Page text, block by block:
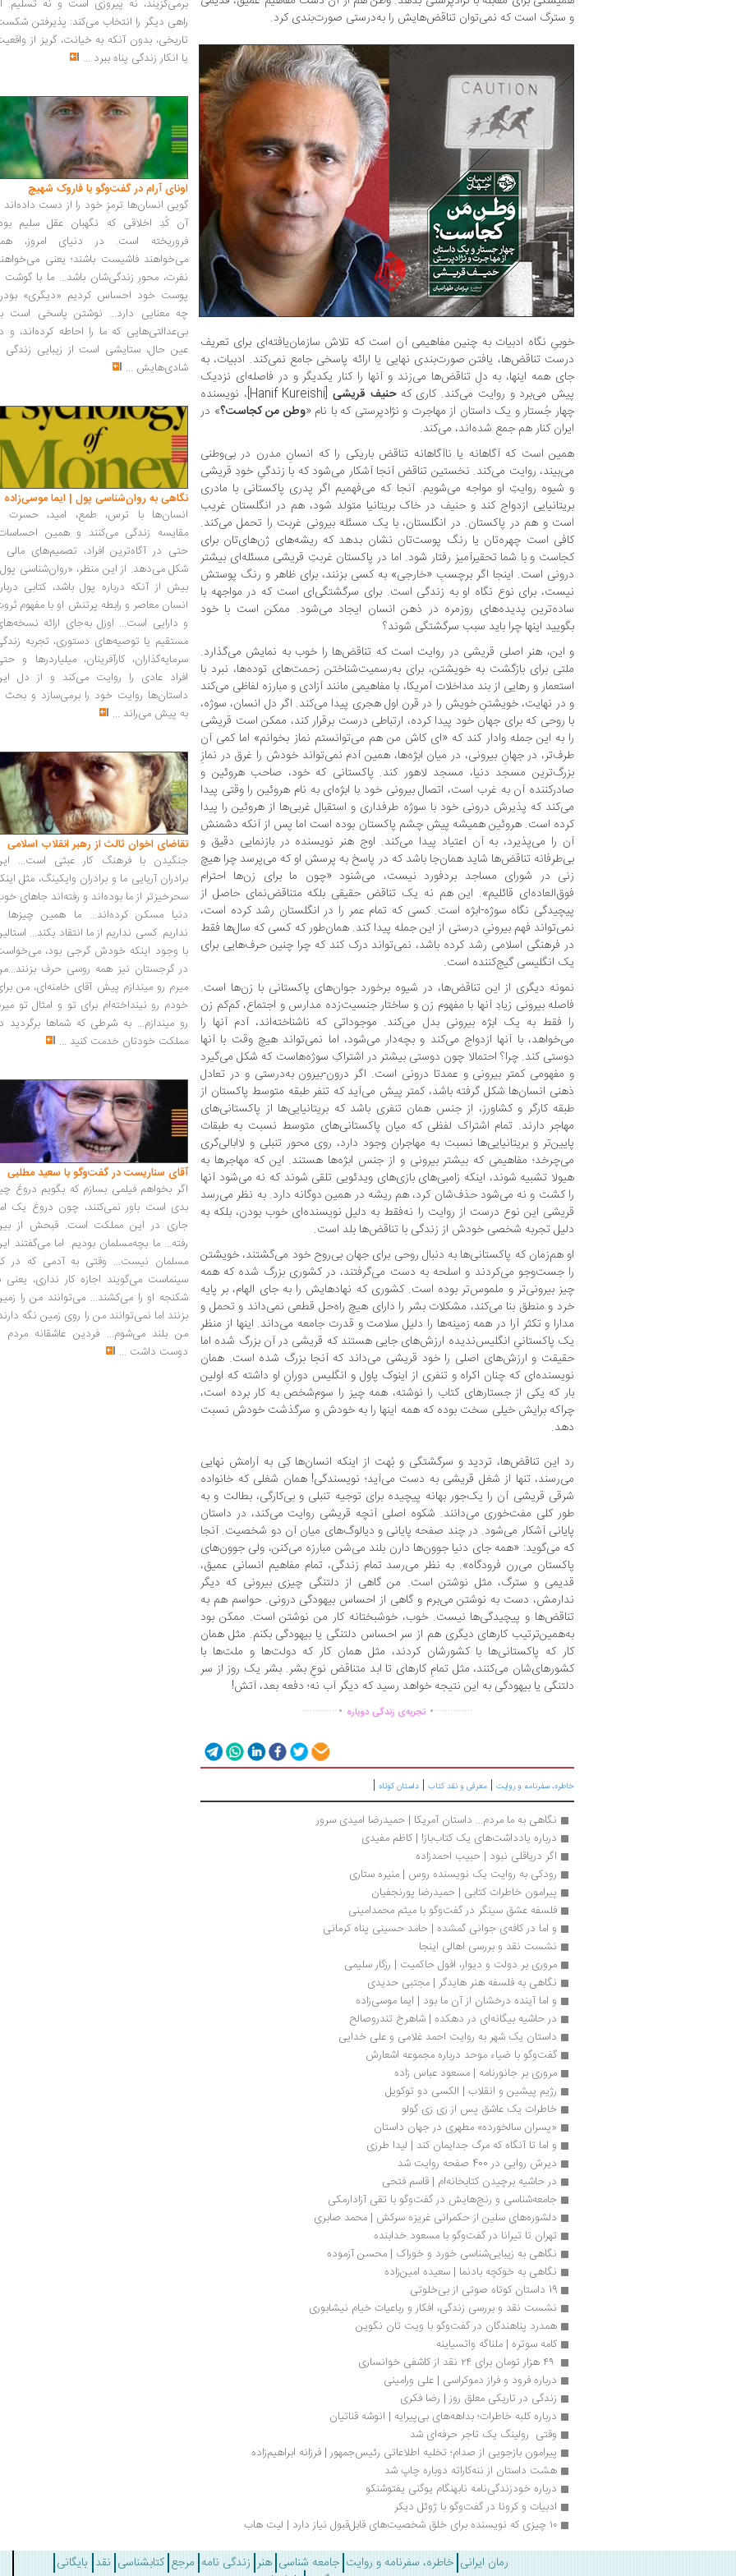
و سترگ است که نمی‌توان تناقض‌هایش را به‌درستی صورت‌بندی کرد.
خوبیِ نگاه ادبیات به چنین مفاهیمی آن است که تلاش سازمان‌یافته‌ای برای تعریف
درست تناقض‌ها، یافتن صورت‌بندی نهایی یا ارائه پاسخی جامع نمی‌کند. ادبیات، به‌
جای همه‌ اینها، به دلِ تناقض‌ها می‌زند و آنها را کنار یکدیگر و در فاصله‌ای نزدیک
پیش می‌برد و روایت می‌کند. کاری که حنیف قریشی
[Hanif Kureishi]، نویسنده‌
چهار جُستار و یک داستان از مهاجرت و نژادپرستی که با نام «وطن من کجاست؟» در
ایران کنار هم جمع شده‌اند، می‌کند.
همین است که آگاهانه یا ناآگاهانه تناقض‌ باریکی را که انسانِ مدرن در بی‌وطنی
می‌بیند، روایت می‌کند. نخستین تناقض آنجا آشکار می‌شود که با زندگیِ خودِ قریشی
و شیوه‌ روایتِ او مواجه می‌شویم. آنجا‌ که می‌فهمیم اگر پدری پاکستانی با مادری
بریتانیایی ازدواج کند و حنیف در خاک بریتانیا متولد شود، هم در انگلستان غریب
است و هم در پاکستان. در انگلستان، با یک مسئله بیرونی غربت را تحمل می‌کند.
کافی است چهره‌تان یا رنگ پوست‌تان نشان بدهد که ریشه‌های ژن‌های‌تان برای
کجاست و با شما تحقیرآمیز رفتار شود. اما در پاکستان غربتِ قریشی مسئله‌ای بیشتر
درونی است. اینجا اگر برچسبِ «خارجی» به کسی بزنند، برای ظاهر و رنگ پوستش
نیست، برای نوع نگاه او به زندگی است. برای سرگشتگی‌ای است که در مواجهه با
ساده‌ترین پدیده‌های روزمره در ذهن انسان ایجاد می‌شود. ممکن است با خود
بگویید اینها چرا باید سبب سرگشتگی شوند؟
و این، هنر اصلی قریشی در روایت است که تناقض‌ها را خوب به نمایش می‌گذارد.
ملتی برای بازگشت به خویشتن، برای به‌رسمیت‌شناختن زحمت‌های توده‌ها، نبرد با
استعمار و رهایی از بند مداخلات آمریکا، با مفاهیمی مانند آزادی و مبارزه لفاظی می‌کند
و در نهایت، خویشتنِ خویش را در قرن اول هجری پیدا می‌کند. اگر دل انسان، سوژه،
با روحی که برای جهان خود پیدا کرده، ارتباطی درست برقرار کند، ممکن است قریشی
را به این جمله وادار کند که «ای کاش من هم می‌توانستم نماز بخوانم» اما کمی آن
طرف‌تر، در جهانِ بیرونی، در میان ابژه‌ها، همین آدم نمی‌تواند خودش را غرق در نمازِ
بزرگ‌ترین مسجد دنیا، مسجد لاهور کند. پاکستانی که خود، صاحب هروئین و
صادرکننده‌ آن به غرب است، اتصال بیرونی خود با ابژه‌ای به نام هروئین را وقتی پیدا
می‌کند که پذیرش درونی خود با سوژه‌ طرفداری و استقبال غربی‌ها از هروئین را پیدا
کرده است. هروئین همیشه پیش چشم پاکستان بوده است اما پس از آنکه دشمنش
آن را می‌پذیرد، به آن اعتیاد پیدا می‌کند. اوج هنر نویسنده در بازنمایی دقیق و
بی‌طرفانه‌ تناقض‌ها شاید همان‌جا باشد که در پاسخ به پرسش او که می‌پرسد چرا هیچ
زنی در شورای مساجد بردفورد نیست، می‌شنود «چون ما برای زن‌ها احترام
فوق‌العاده‌ای قائلیم». این‌ هم نه یک تناقض حقیقی بلکه متناقض‌نمای حاصل از
پیچیدگی نگاه سوژه-ابژه است. کسی که تمام عمر را در انگلستان رشد کرده است،
نمی‌تواند فهم بیرونیِ درستی از این جمله پیدا کند. همان‌طور که کسی که سال‌ها فقط
در فرهنگی اسلامی رشد کرده باشد، نمی‌تواند درک کند که چرا چنین حرف‌هایی برای
یک انگلیسی گیج‌کننده است.
نمونه دیگری از این تناقض‌ها، در شیوه برخورد جوان‌های پاکستانی با زن‌ها است.
فاصله‌ بیرونی زیادِ آنها با مفهوم زن و ساختار جنسیت‌زده‌ مدارس و اجتماع، کم‌کم زن
را فقط به یک ابژه‌ بیرونی بدل می‌کند. موجوداتی که ناشناخته‌اند، آدم آنها را
می‌خواهد، با آنها ازدواج می‌کند و بچه‌دار می‌شود، اما نمی‌تواند هیچ‌ وقت با آنها
دوستی کند. چرا؟ احتمالا چون دوستی بیشتر در اشتراکِ سوژه‌هاست که شکل می‌گیرد
و مفهومی کمتر بیرونی و عمدتا درونی است. اگر درون-بیرون به‌درستی و در تعادل
ذهنی انسان‌ها شکل گرفته باشد، کمتر پیش می‌آید که تنفر طبقه‌ متوسط پاکستان از
طبقه کارگر و کشاورز، از جنس همان تنفری باشد که بریتانیایی‌ها از پاکستانی‌های
مهاجر دارند. تمام اشتراک لفظی که میان پاکستانی‌های متوسط نسبت به طبقات
پایین‌تر و بریتانیایی‌ها نسبت به مهاجران وجود دارد، روی محور تنبلی و لاابالی‌گری
می‌چرخد؛ مفاهیمی که بیشتر بیرونی و از جنس ابژه‌ها هستند. این که مهاجرها به
هیولا تشبیه شوند، اینکه زامبی‌های بازی‌های ویدئویی تلقی شوند که نه می‌شود آنها
را کشت و نه می‌شود حذف‌شان کرد، هم ریشه در همین دوگانه دارد. به نظر می‌رسد
قریشی این نوع درست از روایت را نه‌فقط به دلیل نویسنده‌ای خوب بودن، بلکه به
دلیل تجربه شخصی خودش از زندگی با تناقض‌ها بلد است.
او هم‌زمان که پاکستانی‌ها به دنبال روحی برای جهان بی‌روح خود می‌گشتند، خویشتن
را جست‌وجو می‌کردند و اسلحه به دست می‌گرفتند، در کشوری بزرگ شده که همه‌
چیز بیرونی‌تر و ملموس‌تر بوده است. کشوری که نهادهایش را به‌ جای الهام، بر پایه
خرد و منطق بنا می‌کند، مشکلات بشر را دارای هیچ راه‌حل قطعی نمی‌داند و تحمل و
مدارا و تکثر آرا در همه‌ زمینه‌ها را دلیل سلامت و قدرت جامعه می‌داند. اینها از منظر
یک پاکستانیِ انگلیس‌ندیده ارزش‌های جایی هستند که قریشی در آن بزرگ شده اما
حقیقت و ارزش‌های اصلی را خود قریشی می‌داند که آنجا بزرگ شده است. همان
نویسنده‌ای که چنان اکراه و تنفری از اینوک پاول و انگلیس دورانِ او داشته که اولین
بار که یکی از جستارهای کتاب را نوشته، همه‌ چیز را سوم‌شخص به کار برده است،
چراکه برایش خیلی سخت بوده که همه‌ اینها را به خودش و سرگذشت خودش نسبت
دهد.
رد این تناقض‌ها، تردید و سرگشتگی و بُهت از اینکه انسان‌ها کِی به آرامش نهایی
می‌رسند، تنها از شغل قریشی به دست می‌آید؛ نویسندگی! همان شغلی که خانواده‌
شرقی قریشی آن را یک‌جور بهانه‌ پیچیده برای توجیه تنبلی و بی‌کارگی، بطالت و به‌
طور کلی مفت‌خوری می‌دانند. شکوه اصلی آنچه قریشی روایت می‌کند، در داستان
پایانی آشکار می‌شود. در چند صفحه‌ پایانی و دیالوگ‌های میان آن دو شخصیت. آنجا
که می‌گوید: «همه‌ جای دنیا جوون‌ها دارن بلند می‌شن مبارزه می‌کنن، ولی جوون‌های
پاکستان می‌رن فرودگاه». به نظر می‌رسد تمام زندگی، تمام مفاهیم انسانی عمیق،
قدیمی و سترگ، مثل نوشتن است. من گاهی از دلتنگی چیزی بیرونی که دیگر
ندارمش، دست به نوشتن می‌برم و گاهی از احساس بیهودگی درونی. حواسم هم به
تناقض‌ها و پیچیدگی‌ها نیست. خوب، خوشبختانه کار من نوشتن است. ممکن بود
به‌همین‌ترتیب کارهای دیگری هم از سر احساس دلتنگی یا بیهودگی بکنم. مثل همان
کار که پاکستانی‌ها با کشورشان کردند، مثل همان کار که دولت‌ها و ملت‌ها با
کشورهای‌شان می‌کنند، مثل تمامِ کارهای تا ابد متناقض نوعِ بشر. بشر یک روز از سر
دلتنگی یا بیهودگی به این نتیجه خواهد رسید که دیگر آب نه؛ دفعه‌ بعد، آتش!
...............
.تجربه‌ی زندگی دوباره .
..............
خاطره، سفرنامه‌ و روایت | معرفی و نقد کتاب | داستان کوتاه |
نگاهی به ما مردم... داستان آمریکا | حمیدرضا امیدی سرور
درباره یادداشت‌های یک کتاب‌باز! | کاظم مفیدی
اگر دریاقلی نبود | حبیب احمدزاده
رودکی به روایت یک نویسنده روس | منیره ستاری
پیرامون خاطرات کتابی | حمیدرضا پورنجفیان
فلسفه عشق سینگر در گفت‌وگو با میثم محمدامینی
و اما در کافه‌ی جوانی گمشده | حامد حسینی پناه کرمانی
نشست نقد و بررسی اهالی اینجا
مروری بر دولت و دیوار، افول حاکمیت | رزگار سلیمی
نگاهی به فلسفه هنر هایدگر | مجتبی حدیدی
و اما آینده درخشان از آن ما بود | ایما موسی‌زاده
در حاشیه بیگانه‌ای در دهکده | شاهرخ تندروصالح
داستان یک شهر به‌ روایت احمد غلامی و علی خدایی
گفت‌وگو با ضیاء موحد درباره مجموعه اشعارش
مروری بر جانورنامه | مسعود عباس زاده
رژیم پیشین و انقلاب | الکسی دو توکویل
خاطرات یک عاشق پس از زی زی گولو
«پسران سالخورده» مطهری در جهان داستان
و اما تا آنگاه که مرگ جدایمان کند | لیدا طرزی
دیرش روایی در 400 صفحه روایت شد
در حاشیه‌ برچیدن کتابخانه‌ام | قاسم فتحی
جامعه‌شناسی و رنج‌هایش در گفت‌وگو با تقی آزادارمکی
دلشوره‌های سلین از حکمرانی غریزه سرکش | محمد صابری
تهران تا تیرانا در گفت‌وگو با مسعود خدابنده
نگاهی به زیبایی‌شناسی‌ خورد و خوراک | محسن آزموده
نگاهی به خوکچه‌ بادنما | سعیده امین‌زاده
19 داستان کوتاه صوتی از بی‌خلوتی
نشست نقد و بررسی زندگی، افکار و رباعیات خیام نیشابوری
همدرد پناهندگان در گفت‌وگو با ویت تان نگوین
کامه سوتره | ملناگه واتسیاینه
درباره فرود و فراز دموکراسی | علی ورامینی
زندگی در تاریکی معلق روز | رضا فکری
درباره کلبه خاطرات؛ بداهه‌های بی‌پیرایه | انوشه قناتیان
وقتی  رولینگ یک تاجر حرفه‌ای شد
پیرامون بازجویی از صدام؛ تخلیه اطلاعاتی رئیس‌جمهور | فرزانه ابراهیم‌زاده
هشت داستان از ننه‌کاراته دوباره چاپ شد
درباره خودزندگی‌نامه نابهنگام یوگنی یفتوشنکو
ادبیات و کرونا در گفت‌وگو با ژوئل دیکر
۱۰ چیزی که نویسنده برای خلق شخصیت‌های قابل‌قبول نیاز دارد | لیت هاب
برمی‌گزیند، نه پیروزی است و نه تسلیم.
راهی دیگر را انتخاب می‌کند: پذیرفتن
تاریخی، بدون آنکه به خیانت، گریز از
یا انکار زندگی پناه ببرد ...
اونای آرام در گفت‌وگو با فاروک شهیچ‭
گویی انسان‌ها ترمزِ خود را از دست داده‌اند
آن کُدِ اخلاقی که نگهبان عقل سلیم
فروریخته است. در دنیای امروز،
می‌خواهند فاشیست باشند؛ یعنی
نفرت، محورِ زندگی‌شان باشد... ما با گوشت
پوست خود احساس کردیم «دیگری»
چه معنایی دارد... نوشتن پاسخی است
بی‌عدالتی‌هایی که ما را احاطه کرده‌اند، و
عین حال، ستایشی است از زیبایی زندگی
شادی‌هایش ...
نگاهی به روان‌شناسی پول | ایما موسی‌زاده
انسان‌ها با ترس، طمع، امید، حسرت
مقایسه زندگی می‌کنند و همین
حتی در آگاه‌ترین افراد، تصمیم‌های مالی
شکل می‌دهد. از این منظر، «روان‌شناسی
بیش از آنکه درباره پول باشد، کتابی
انسان معاصر و رابطه پرتنش او با مفهوم
و دارایی است... اوزل به‌جای ارائه
مستقیم یا توصیه‌های دستوری، تجربه
سرمایه‌گذاران، کارآفرینان، میلیاردرها و
افراد عادی را روایت می‌کند و از دل
داستان‌ها روایت خود را برمی‌سازد و بحث
به پیش می‌راند ...
تقاضای اخوان ثالث از رهبر انقلاب اسلامی
جنگیدن با فرهنگ کار عبثی است...
برادران آریایی ما و برادران وایکینگ، مثل
سحرخیزتر از ما بوده‌اند و رفته‌اند جاهای
دنیا مسکن کرده‌اند... ما همین چیزها
نداریم. کسی نداریم از ما انتقاد بکند...
با وجود اینکه خودش گرجی بود،
در گرجستان نیز همه روسی حرف
میرم رو میندازم پیش آقای خامنه‌ای، من
خودم رو نینداخته‌ام برای تو و امثال تو
رو میندازم... به شرطی که شماها برگردید
مملکت خودتان خدمت کنید ...
آقای سناریست در گفت‌وگو با سعید مطلبی
اگر بخواهم فیلمی بسازم که بگویم دروغ
بدی است باور نمی‌کنند، چون دروغ یک
جاری در این مملکت است. قبحش از
رفته... ما بچه‌مسلمان بودیم. اما می‌گفتند
مسلمان نیست... وقتی به آدمی که در
سینماست می‌گویند اجازه کار نداری، یعنی
شکنجه او را می‌کشند... می‌توانند من را
بزنند اما نمی‌توانند من را روی زمین نگه
من بلند می‌شوم... فردین عاشقانه مردم
دوست داشت ...
رمان ایرانی خاطره، سفرنامه و روایت جامعه شناسی هنر زندگی نامه مرجع کتابشناسی نقد بایگانی